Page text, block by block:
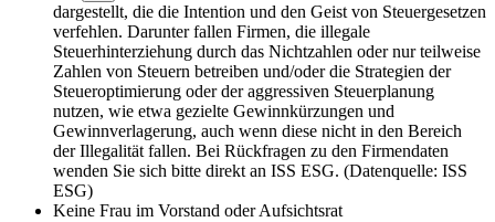
dargestellt, die die Intention und den Geist von Steuergesetzen
verfehlen. Darunter fallen Firmen, die illegale
Steuerhinterziehung durch das Nichtzahlen oder nur teilweise
Zahlen von Steuern betreiben und/oder die Strategien der
Steueroptimierung oder der aggressiven Steuerplanung
nutzen, wie etwa gezielte Gewinnkürzungen und
Gewinnverlagerung, auch wenn diese nicht in den Bereich
der Illegalität fallen. Bei Rückfragen zu den Firmendaten
wenden Sie sich bitte direkt an ISS ESG. (Datenquelle: ISS
ESG)
Keine Frau im Vorstand oder Aufsichtsrat